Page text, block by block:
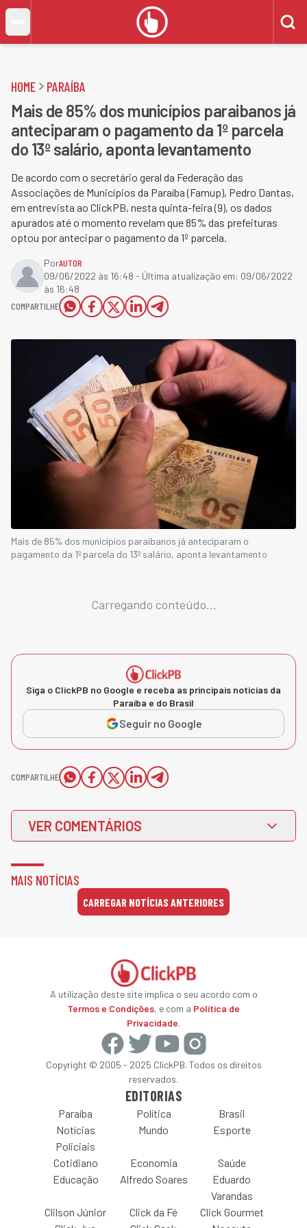
HOME PARAÍBA
Mais de 85% dos municípios paraibanos já
anteciparam o pagamento da 1º parcela
do 13º salário, aponta levantamento
De acordo com o secretário geral da Federação das
Associações de Municípios da Paraíba (Famup),​ Pedro Dantas,
em entrevista ao ClickPB, nesta quinta-feira (9), os dados
apurados até o momento revelam que 85% das prefeituras
optou por antecipar o pagamento da 1º parcela.
PorAUTOR
09/06/2022 às 16:48 - Última atualização em: 09/06/2022
às 16:48
COMPARTILHE
Mais de 85% dos municípios paraibanos já anteciparam o
pagamento da 1º parcela do 13º salário, aponta levantamento
Carregando conteúdo...
Siga o ClickPB no Google e receba as principais notícias da
Paraíba e do Brasil
Seguir no Google
COMPARTILHE
VER COMENTÁRIOS
MAIS NOTÍCIAS
CARREGAR NOTÍCIAS ANTERIORES
A utilização deste site implica o seu acordo com o
Termos e Condições, e com a Política de
Privacidade.
Copyright © 2005 - 2025 ClickPB. Todos os direitos
reservados.
EDITORIAS
Paraíba Política
Brasil
Notícias
Policiais
Mundo Esporte
Cotidiano Economia
Saúde
Educação
Alfredo Soares
Eduardo
Varandas
Clilson Júnior
Click da Fé
Click Gourmet